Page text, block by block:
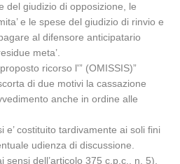
del giudizio di opposizione, le
e le spese del giudizio di rinvio e
al difensore anticipatario
meta’.
ricorso l'” (OMISSIS)”
di due motivi la cassazione
anche in ordine alle
e’ costituito tardivamente ai soli fini
udienza di discussione.
dell’articolo 375 c.p.c., n. 5),